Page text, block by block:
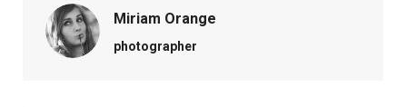
Miriam Orange
photographer